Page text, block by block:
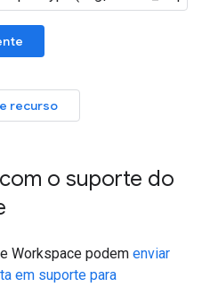
recurso
o suporte do
Workspace podem enviar
em suporte para